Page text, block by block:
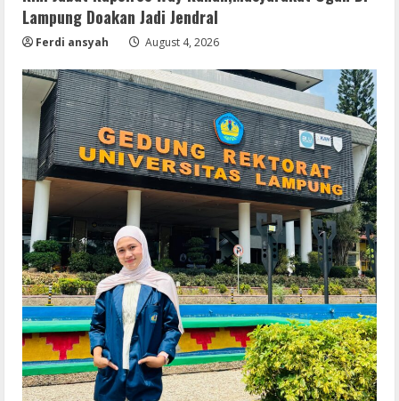
Lampung Doakan Jadi Jendral
Ferdi ansyah August 4, 2026
2
Serialers
MATLAB Crack + Portable Clean
Premium
August 6, 2026
3
Serialers
Ableton Live Crack + Portable Windows
10 (x32x64)
August 6, 2026
4
Lan
Assassin’s Creed Shadows Digital
Deluxe Edition Cracked Rune Release
for Desktop
August 6, 2026